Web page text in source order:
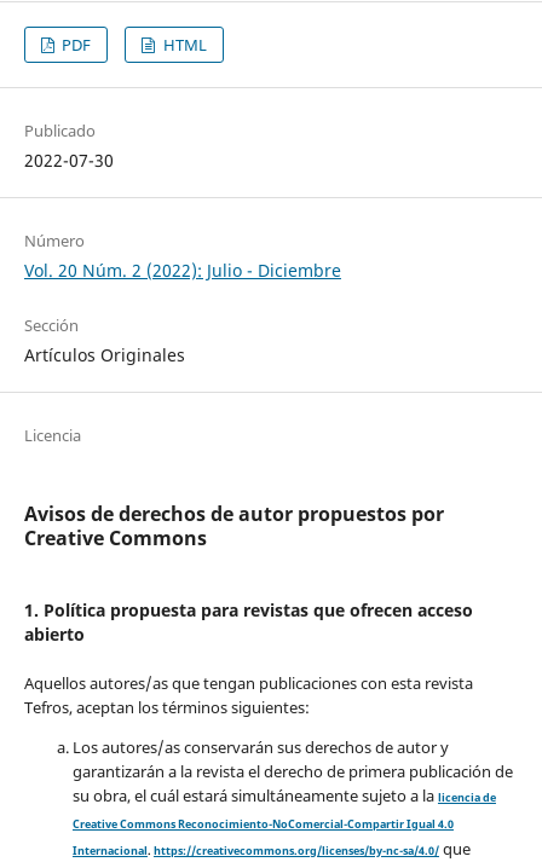
PDF HTML
Publicado
2022-07-30
Número
Vol. 20 Núm. 2 (2022): Julio - Diciembre
Sección
Artículos Originales
Licencia
Avisos de derechos de autor propuestos por
Creative Commons
1. Política propuesta para revistas que ofrecen acceso
abierto
Aquellos autores/as que tengan publicaciones con esta revista
Tefros, aceptan los términos siguientes:
Los autores/as conservarán sus derechos de autor y
garantizarán a la revista el derecho de primera publicación de
su obra, el cuál estará simultáneamente sujeto a la licencia de
Creative Commons Reconocimiento-NoComercial-Compartir Igual 4.0
Internacional. https://creativecommons.org/licenses/by-nc-sa/4.0/que